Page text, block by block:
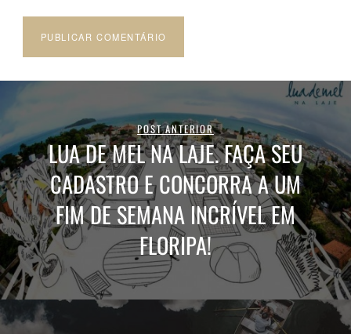
POST ANTERIOR
LUA DE MEL NA LAJE. FAÇA SEU
CADASTRO E CONCORRA A UM
FIM DE SEMANA INCRÍVEL EM
FLORIPA!